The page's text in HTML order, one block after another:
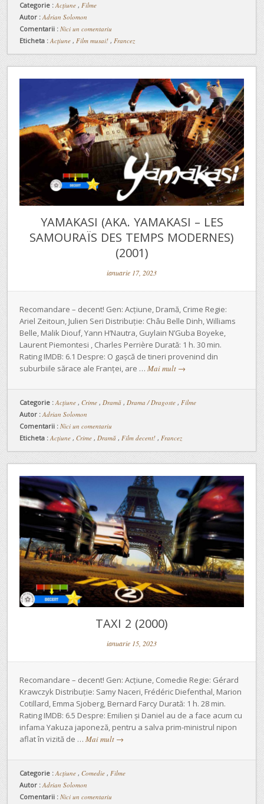
Categorie :Acţiune , Filme
Autor : Adrian Solomon
Comentarii : Nici un comentariu
Eticheta : Acțiune , Film musai! , Francez
YAMAKASI (AKA. YAMAKASI – LES
SAMOURAÏS DES TEMPS MODERNES)
(2001)
ianuarie 17, 2023
Recomandare – decent! Gen: Acțiune, Dramă, Crime Regie:
Ariel Zeitoun, Julien Seri Distribuție: Châu Belle Dinh, Williams
Belle, Malik Diouf, Yann H’Nautra, Guylain N’Guba Boyeke,
Laurent Piemontesi , Charles Perrière Durată: 1 h. 30 min.
Rating IMDB: 6.1 Despre: O gașcă de tineri provenind din
suburbiile sărace ale Franței, are … Mai mult →
Categorie : Acţiune , Crime , Dramă , Drama / Dragoste , Filme
Autor : Adrian Solomon
Comentarii : Nici un comentariu
Eticheta : Acțiune , Crime , Dramă , Film decent! , Francez
TAXI 2 (2000)
ianuarie 15, 2023
Recomandare – decent! Gen: Acțiune, Comedie Regie: Gérard
Krawczyk Distribuție: Samy Naceri, Frédéric Diefenthal, Marion
Cotillard, Emma Sjoberg, Bernard Farcy Durată: 1 h. 28 min.
Rating IMDB: 6.5 Despre: Emilien și Daniel au de a face acum cu
infama Yakuza japoneză, pentru a salva prim-ministrul nipon
aflat în vizită de … Mai mult →
Categorie :Acţiune , Comedie , Filme
Autor : Adrian Solomon
Comentarii : Nici un comentariu